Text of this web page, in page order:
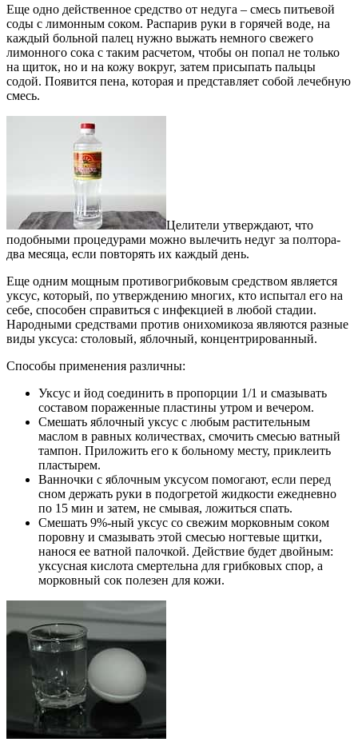
Еще одно действенное средство от недуга – смесь питьевой
соды с лимонным соком. Распарив руки в горячей воде, на
каждый больной палец нужно выжать немного свежего
лимонного сока с таким расчетом, чтобы он попал не только
на щиток, но и на кожу вокруг, затем присыпать пальцы
содой. Появится пена, которая и представляет собой лечебную
смесь.
Целители утверждают, что
подобными процедурами можно вылечить недуг за полтора-
два месяца, если повторять их каждый день.
Еще одним мощным противогрибковым средством является
уксус, который, по утверждению многих, кто испытал его на
себе, способен справиться с инфекцией в любой стадии.
Народными средствами против онихомикоза являются разные
виды уксуса: столовый, яблочный, концентрированный.
Способы применения различны:
Уксус и йод соединить в пропорции 1/1 и смазывать
составом пораженные пластины утром и вечером.
Смешать яблочный уксус с любым растительным
маслом в равных количествах, смочить смесью ватный
тампон. Приложить его к больному месту, приклеить
пластырем.
Ванночки с яблочным уксусом помогают, если перед
сном держать руки в подогретой жидкости ежедневно
по 15 мин и затем, не смывая, ложиться спать.
Смешать 9%-ный уксус со свежим морковным соком
поровну и смазывать этой смесью ногтевые щитки,
нанося ее ватной палочкой. Действие будет двойным:
уксусная кислота смертельна для грибковых спор, а
морковный сок полезен для кожи.